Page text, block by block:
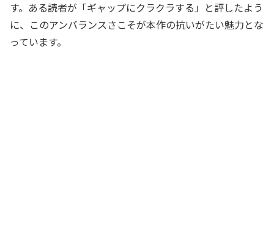
す。ある読者が「ギャップにクラクラする」と評したよう
に、このアンバランスさこそが本作の抗いがたい魅力とな
っています。